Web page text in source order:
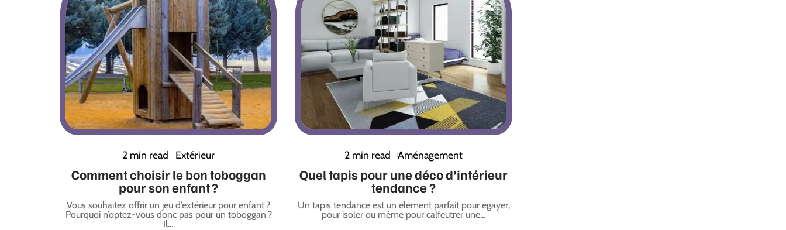
2 min read Extérieur
Comment choisir le bon toboggan
pour son enfant ?
Vous souhaitez offrir un jeu d’extérieur pour enfant ?
Pourquoi n’optez-vous donc pas pour un toboggan ?
Il…
2 min read Aménagement
Quel tapis pour une déco d’intérieur
tendance ?
Un tapis tendance est un élément parfait pour égayer,
pour isoler ou même pour calfeutrer une…